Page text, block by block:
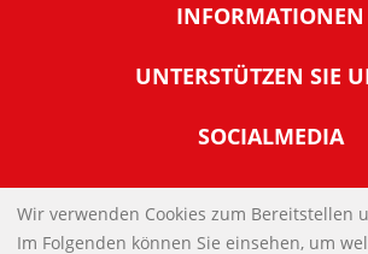
INFORMATIONEN
Warum NachDenkSeiten
Tipps zur Nutzung der
Banner und E-Mail-
Links
UNTERSTÜTZEN SIE
Werden Sie
Spenden Sie Online
SOCIALMEDIA
IMPRESSUM
Wir verwenden Cookies zum Bereitstellen
Im Folgenden können Sie einsehen, um